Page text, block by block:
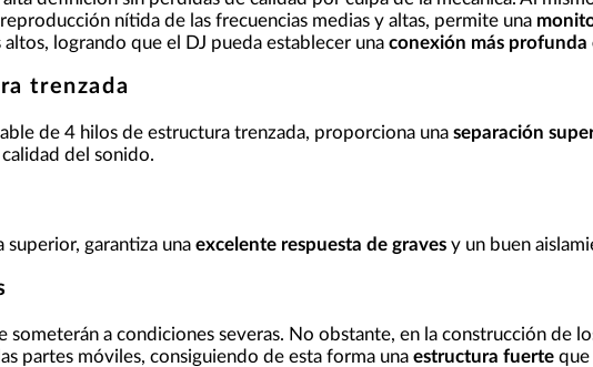
nítida de las frecuencias medias y altas, permite una
logrando que el DJ pueda establecer una conexión más profunda
trenzada
de 4 hilos de estructura trenzada, proporciona una separación
del sonido.
superior, garantiza una excelente respuesta de gravesy un buen
someterán a condiciones severas. No obstante, en la construcción de
partes móviles, consiguiendo de esta forma una estructura fuerteque